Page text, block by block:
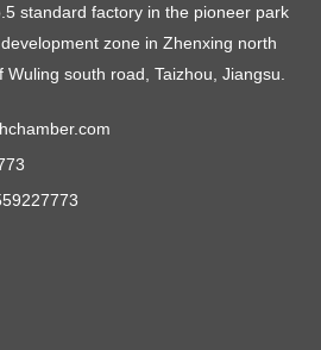
standard factory in the pioneer park
zone in Zhenxing north
south road, Taizhou, Jiangsu.